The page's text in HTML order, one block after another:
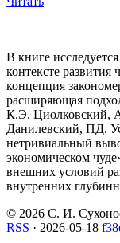
В книге
контексте развития
концепция
расширяющая
К.Э. Циолковский,
Данилевский, ПД.
нетривиальный
экономическом
внешних условий
внутренних
© 2026 С. И.
RSS · 2026-05-18